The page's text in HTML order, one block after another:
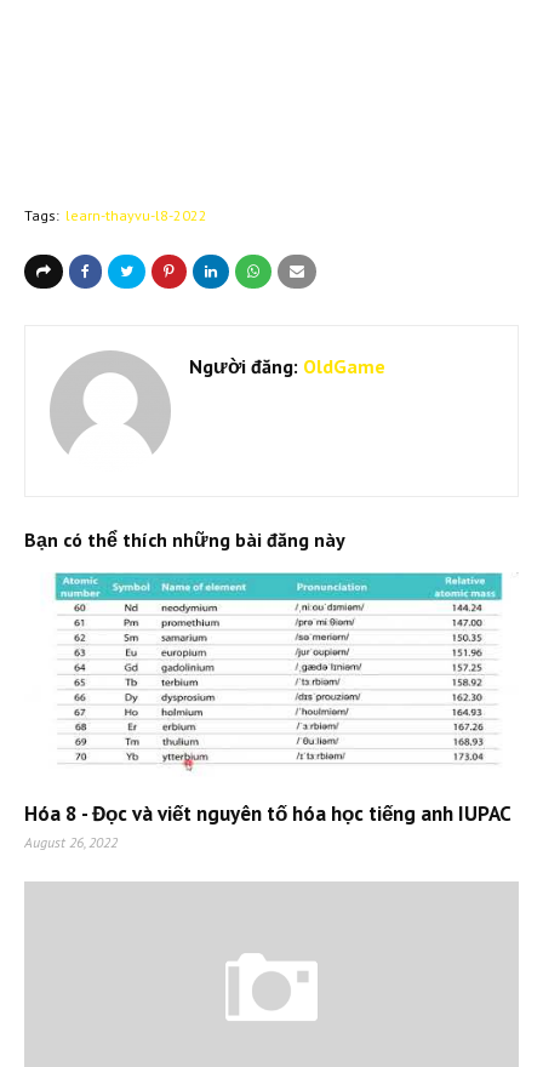
Tags: learn-thayvu-l8-2022
Người đăng: OldGame
Bạn có thể thích những bài đăng này
Hóa 8 - Đọc và viết nguyên tố hóa học tiếng anh IUPAC
August 26, 2022